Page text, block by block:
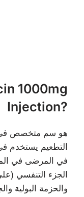
Injection?
التطعيم يستخدم
في المرضى في
الجزء التنفسي
والحزمة البولية